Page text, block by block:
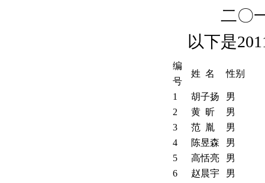
二〇一
以下是
编
号
姓 名 性别
1 胡子扬
男
2
黄 昕
男
3
范 胤
男
4
陈昱森
男
5
高恬亮
男
6
赵晨宇
男